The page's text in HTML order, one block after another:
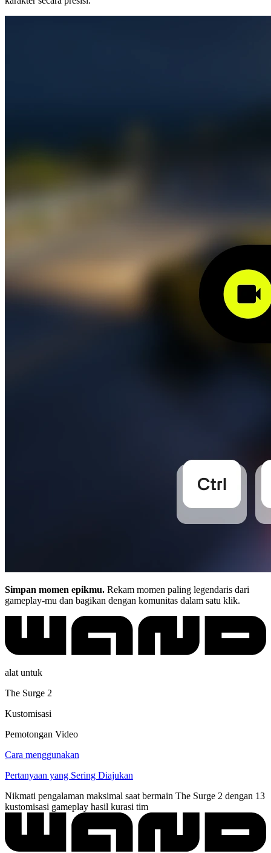
Simpan momen epikmu. Rekam momen paling legendaris dari
gameplay-mu dan bagikan dengan komunitas dalam satu klik.
alat untuk
The Surge 2
Kustomisasi
Pemotongan Video
Cara menggunakan
Pertanyaan yang Sering Diajukan
Nikmati pengalaman maksimal saat bermain The Surge 2 dengan 13
kustomisasi gameplay hasil kurasi tim